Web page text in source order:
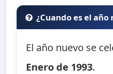
¿Cuando es el año
El año nuevo se
Enero de 1993.